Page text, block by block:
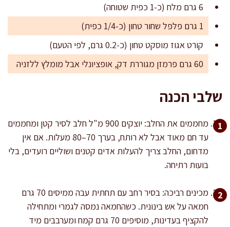
6 גרם מלח (כ-1 כפית שטוחה)
1 גרם פלפל שחור טחון (כ-1/4 כפית)
קורט אגוז מוסקט טחון (כ-0.2 גרם, לפי הטעם)
60 גרם פרמזן מגוררת דק, אופציונלי אבל מומלץ ללזניה
שלבי הכנה
מחממים את החלב: יוצקים 900 מ"ל חלב לסיר קטן ומחממים
עד חם מאוד אבל לא רותח, בערך 70–80 מעלות. אם אין
מדחום, החלב צריך להעלות אדים קטנים ושוליים רועדים, בלי
בועות רתיחה.
מכינים רביכה: בסיר רחב עם תחתית עבה ממיסים 70 גרם
חמאה על אש בינונית. כשהחמאה נמסה לגמרי ומתחילה
להקציף בעדינות, מוסיפים 70 גרם קמח ומערבבים מיד